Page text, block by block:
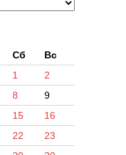
Сб Вс
1
2
8
9
15
16
22
23